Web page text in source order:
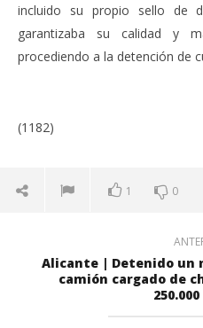
incluido su propio sello de
garantizaba su calidad y
procediendo a la detención de
(1182)
1 0
Alicante | Detenido un
camión cargado de